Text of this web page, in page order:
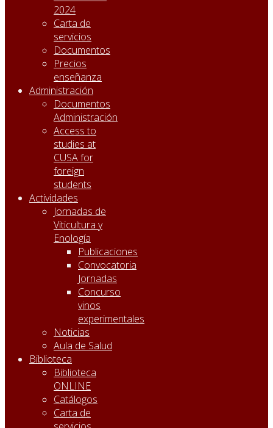
2024
Carta de
servicios
Documentos
Precios
enseñanza
Administración
Documentos
Administración
Access to
studies at
CUSA for
foreign
students
Actividades
Jornadas de
Viticultura y
Enología
Publicaciones
Convocatoria
Jornadas
Concurso
vinos
experimentales
Noticias
Aula de Salud
Biblioteca
Biblioteca
ONLINE
Catálogos
Carta de